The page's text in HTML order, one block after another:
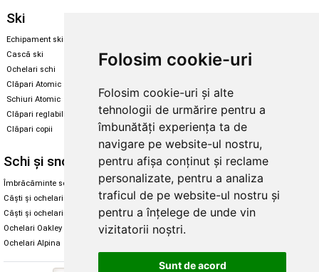
Folosim cookie-uri
Folosim cookie-uri și alte
tehnologii de urmărire pentru a
îmbunătăți experiența ta de
navigare pe website-ul nostru,
pentru afișa conținut și reclame
personalizate, pentru a analiza
traficul de pe website-ul nostru și
pentru a înțelege de unde vin
vizitatorii noștri.
Sunt de acord
Ski
Echipament ski
Cască ski
Ochelari schi
Clăpari Atomic
Schiuri Atomic
Clăpari reglabili
Clăpari copii
Echipament snowboard
Skate & longboard
Santa Cruz
Enuff Skateboards
Schi și snowboard
Îmbrăcăminte schi și snowboard
Căști și ochelari de iarnă
Căști și ochelari Alpina
Ochelari Oakley
Ochelari Alpina
Diverse
Cum aleg rolele
Cum aleg ochelarii
Ochelari de soare Oakley
Ochelari de soare Alpina